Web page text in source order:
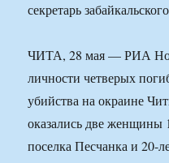
секретарь
ЧИТА, 28 мая — РИА
личности четверых
убийства на окраине
оказались две женщины
поселка Песчанка и 20-